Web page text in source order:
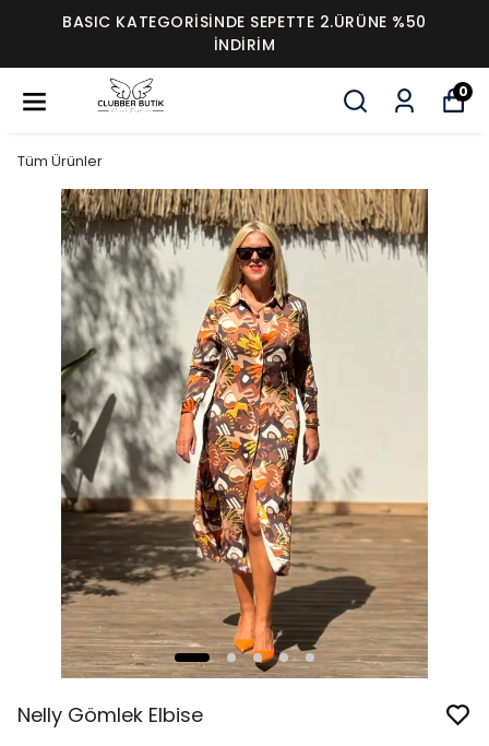
BASIC KATEGORİSİNDE SEPETTE 2.ÜRÜNE %50
İNDİRİM
0
Tüm Ürünler
Nelly Gömlek Elbise